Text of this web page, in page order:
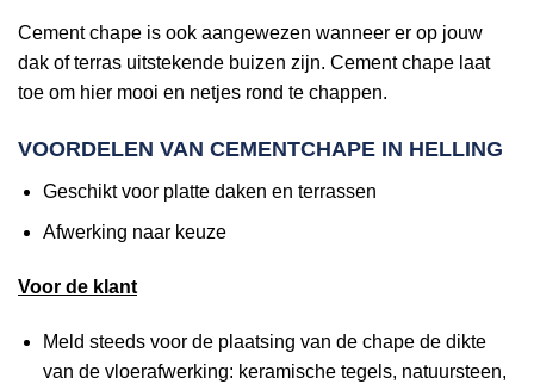
Cement chape is ook aangewezen wanneer er op jouw
dak of terras uitstekende buizen zijn. Cement chape laat
toe om hier mooi en netjes rond te chappen.
VOORDELEN VAN CEMENTCHAPE IN HELLING
Geschikt voor platte daken en terrassen
Afwerking naar keuze
Voor de klant
Meld steeds voor de plaatsing van de chape de dikte
van de vloerafwerking: keramische tegels, natuursteen,